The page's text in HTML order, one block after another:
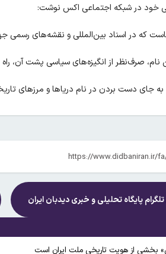
در شبکه اجتماعی اکس نوشت:
که در اسناد بین‌المللی و نقشه‌های
نام، صرف‌نظر از انگیزه‌های سیاسی پشت آن،
به جای دست بردن در نام دریاها و مرزهای
پایگاه تحلیلی و خبریدیدبان ایران
بخشی از هویت تاریخی ملت ایران است